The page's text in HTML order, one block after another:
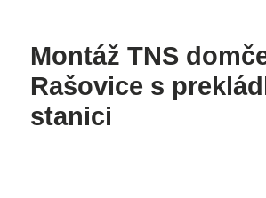
Montáž TNS
Rašovice s
stanici